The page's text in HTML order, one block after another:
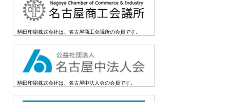
駒田印刷株式会社は、名古屋商工会議所の会員です。
駒田印刷株式会社は、名古屋中法人会の会員です。